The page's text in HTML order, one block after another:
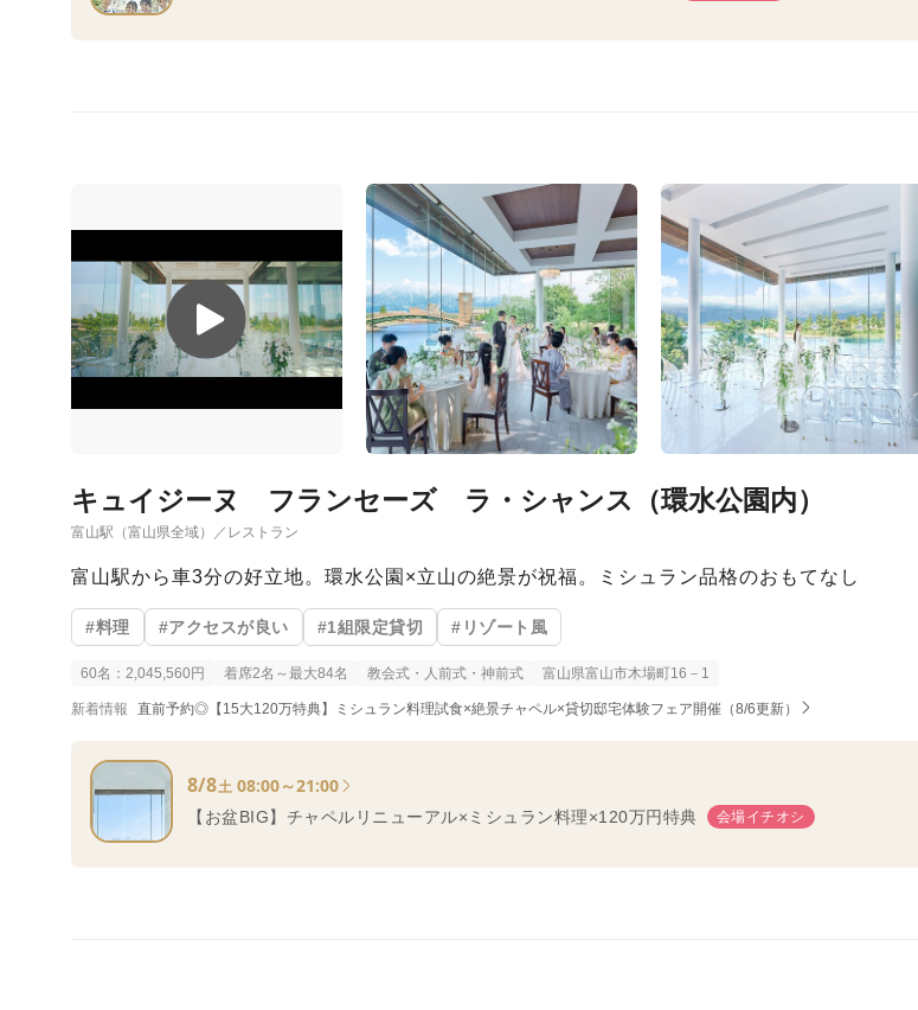
キュイジーヌ フランセーズ ラ・シャンス（環水公園内）
富山駅（富山県全域）／レストラン
富山駅から車3分の好立地。環水公園×立山の絶景が祝福。ミシュラン品格のおもてなし
#料理 #アクセスが良い #1組限定貸切 #リゾート風
60名：2,045,560円 着席2名～最大84名 教会式・人前式・神前式 富山県富山市木場町16－1
新着情報 直前予約◎【15大120万特典】ミシュラン料理試食×絶景チャペル×貸切邸宅体験フェア開催（8/6更新）
8/8土 08:00～21:00
【お盆BIG】チャペルリニューアル×ミシュラン料理×120万円特典 会場イチオシ